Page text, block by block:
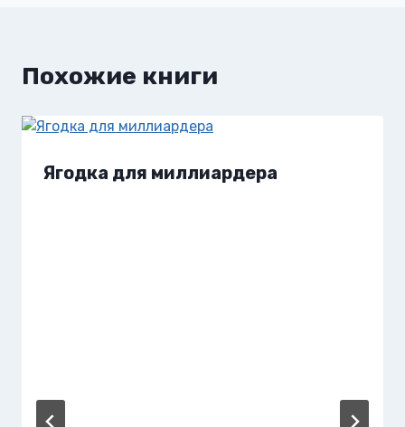
Похожие книги
Ягодка для миллиардера